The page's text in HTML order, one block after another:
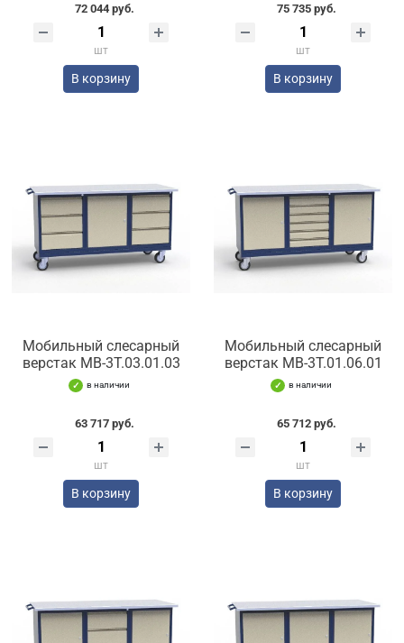
72 044 руб.
шт
В корзину
75 735 руб.
шт
В корзину
Мобильный слесарный
верстак МВ-3Т.03.01.03
в наличии
63 717 руб.
шт
В корзину
Мобильный слесарный
верстак МВ-3Т.01.06.01
в наличии
65 712 руб.
шт
В корзину